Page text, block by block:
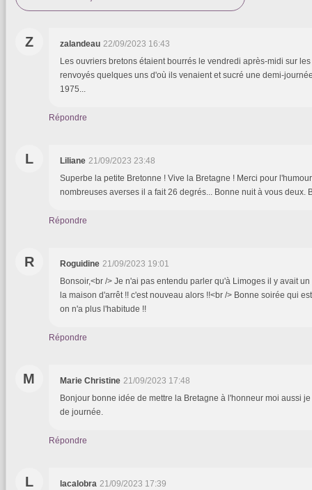
Z zalandeau 22/09/2023 16:43
Les ouvriers bretons étaient bourrés le vendredi après-midi sur
renvoyés quelques uns d'où ils venaient et sucré une demi-
1975...
Répondre
L Liliane 21/09/2023 23:48
Superbe la petite Bretonne ! Vive la Bretagne ! Merci pour
nombreuses averses il a fait 26 degrés... Bonne nuit à vous deux.
Répondre
R Roguidine 21/09/2023 19:01
Bonsoir,<br /> Je n'ai pas entendu parler qu'à Limoges il y avait
la maison d'arrêt !! c'est nouveau alors !!<br /> Bonne soirée qui
on n'a plus l'habitude !!
Répondre
M Marie Christine 21/09/2023 17:48
Bonjour bonne idée de mettre la Bretagne à l'honneur moi aussi
de journée.
Répondre
L lacalobra 21/09/2023 17:39